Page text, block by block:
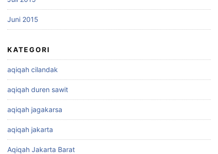
Juni 2015
KATEGORI
aqiqah cilandak
aqiqah duren sawit
aqiqah jagakarsa
aqiqah jakarta
Aqiqah Jakarta Barat